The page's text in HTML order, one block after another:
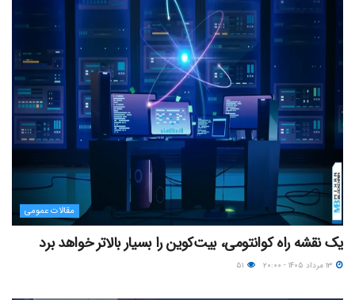
مقالات عمومی
یک نقشه راه کوانتومی، بیت‌کوین را بسیار بالاتر خواهد برد